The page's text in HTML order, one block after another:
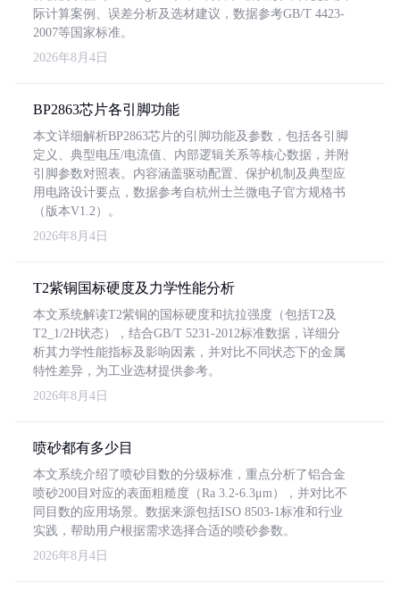
际计算案例、误差分析及选材建议，数据参考GB/T 4423-
2007等国家标准。
2026年8月4日
BP2863芯片各引脚功能
本文详细解析BP2863芯片的引脚功能及参数，包括各引脚
定义、典型电压/电流值、内部逻辑关系等核心数据，并附
引脚参数对照表。内容涵盖驱动配置、保护机制及典型应
用电路设计要点，数据参考自杭州士兰微电子官方规格书
（版本V1.2）。
2026年8月4日
T2紫铜国标硬度及力学性能分析
本文系统解读T2紫铜的国标硬度和抗拉强度（包括T2及
T2_1/2H状态），结合GB/T 5231-2012标准数据，详细分
析其力学性能指标及影响因素，并对比不同状态下的金属
特性差异，为工业选材提供参考。
2026年8月4日
喷砂都有多少目
本文系统介绍了喷砂目数的分级标准，重点分析了铝合金
喷砂200目对应的表面粗糙度（Ra 3.2-6.3μm），并对比不
同目数的应用场景。数据来源包括ISO 8503-1标准和行业
实践，帮助用户根据需求选择合适的喷砂参数。
2026年8月4日